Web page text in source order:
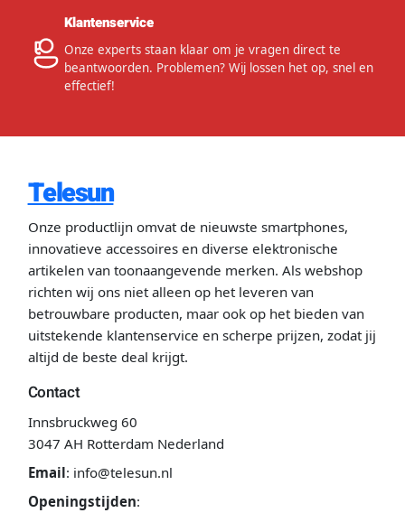
Klantenservice
Onze experts staan klaar om je vragen direct te
beantwoorden. Problemen? Wij lossen het op, snel en
effectief!
Telesun
Onze productlijn omvat de nieuwste smartphones,
innovatieve accessoires en diverse elektronische
artikelen van toonaangevende merken. Als webshop
richten wij ons niet alleen op het leveren van
betrouwbare producten, maar ook op het bieden van
uitstekende klantenservice en scherpe prijzen, zodat jij
altijd de beste deal krijgt.
Contact
Innsbruckweg 60
3047 AH Rotterdam Nederland
Email: info@telesun.nl
Openingstijden: